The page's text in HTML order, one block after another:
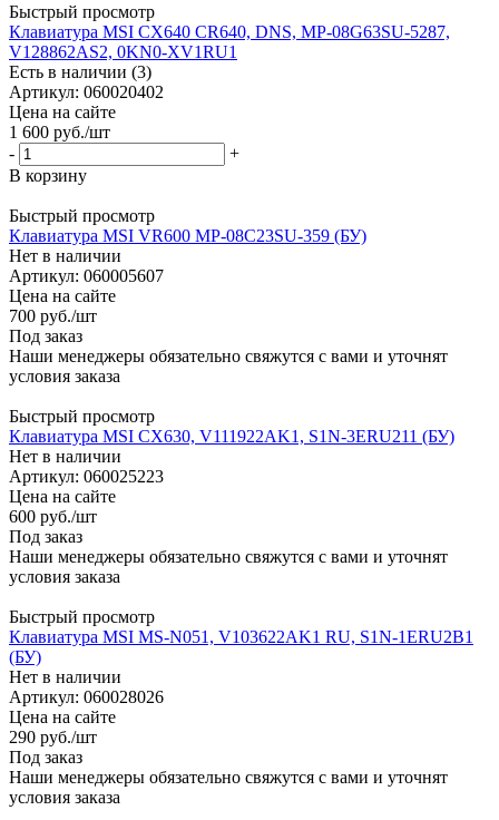
Быстрый просмотр
Клавиатура MSI CX640 CR640, DNS, MP-08G63SU-5287,
V128862AS2, 0KN0-XV1RU1
Есть в наличии (3)
Артикул: 060020402
Цена на сайте
1 600 руб./шт
-
+
В корзину
Быстрый просмотр
Клавиатура MSI VR600 MP-08C23SU-359 (БУ)
Нет в наличии
Артикул: 060005607
Цена на сайте
700 руб./шт
Под заказ
Наши менеджеры обязательно свяжутся с вами и уточнят
условия заказа
Быстрый просмотр
Клавиатура MSI CX630, V111922AK1, S1N-3ERU211 (БУ)
Нет в наличии
Артикул: 060025223
Цена на сайте
600 руб./шт
Под заказ
Наши менеджеры обязательно свяжутся с вами и уточнят
условия заказа
Быстрый просмотр
Клавиатура MSI MS-N051, V103622AK1 RU, S1N-1ERU2B1
(БУ)
Нет в наличии
Артикул: 060028026
Цена на сайте
290 руб./шт
Под заказ
Наши менеджеры обязательно свяжутся с вами и уточнят
условия заказа